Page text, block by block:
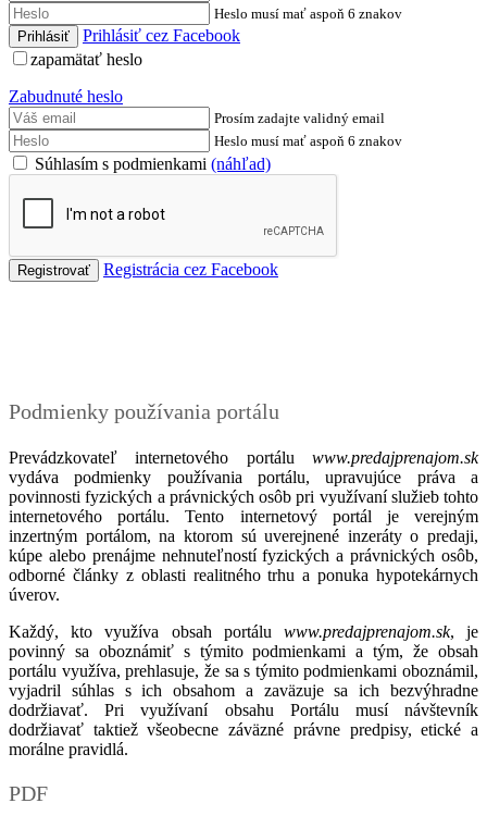
Heslo musí mať aspoň 6 znakov
Prihlásiť cez Facebook
zapamätať heslo
Zabudnuté heslo
Prosím zadajte validný email
Heslo musí mať aspoň 6 znakov
Súhlasím s podmienkami (náhľad)
Registrácia cez Facebook
Podmienky používania portálu
Prevádzkovateľ internetového portálu www.predajprenajom.sk
vydáva podmienky používania portálu, upravujúce práva a
povinnosti fyzických a právnických osôb pri využívaní služieb tohto
internetového portálu. Tento internetový portál je verejným
inzertným portálom, na ktorom sú uverejnené inzeráty o predaji,
kúpe alebo prenájme nehnuteľností fyzických a právnických osôb,
odborné články z oblasti realitného trhu a ponuka hypotekárnych
úverov.
Každý, kto využíva obsah portálu www.predajprenajom.sk, je
povinný sa oboznámiť s týmito podmienkami a tým, že obsah
portálu využíva, prehlasuje, že sa s týmito podmienkami oboznámil,
vyjadril súhlas s ich obsahom a zaväzuje sa ich bezvýhradne
dodržiavať. Pri využívaní obsahu Portálu musí návštevník
dodržiavať taktiež všeobecne záväzné právne predpisy, etické a
morálne pravidlá.
PDF